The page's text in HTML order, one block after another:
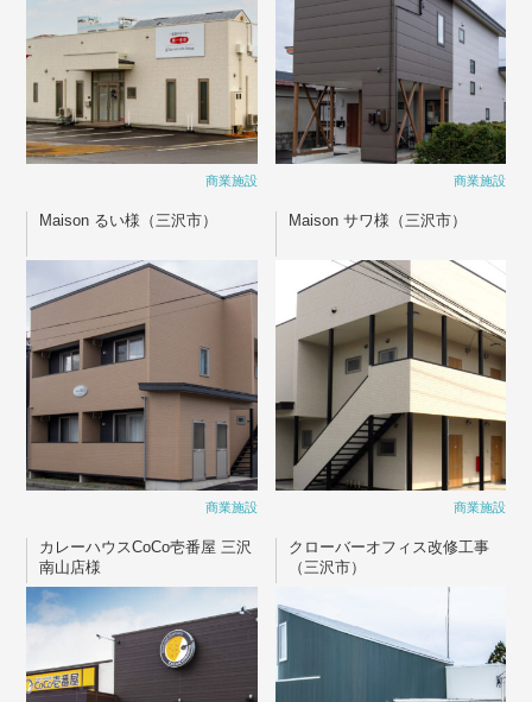
商業施設 商業施設
Maison るい様（三沢市）
商業施設
Maison サワ様（三沢市）
商業施設
カレーハウスCoCo壱番屋 三沢
南山店様
クローバーオフィス改修工事
（三沢市）